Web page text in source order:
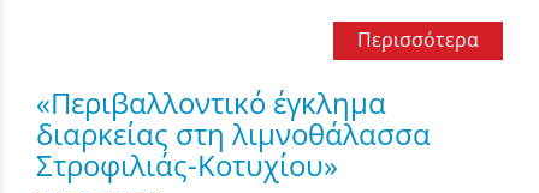
Περισσότερα
«Περιβαλλοντικό έγκλημα
διαρκείας στη λιμνοθάλασσα
Στροφιλιάς-Κοτυχίου»